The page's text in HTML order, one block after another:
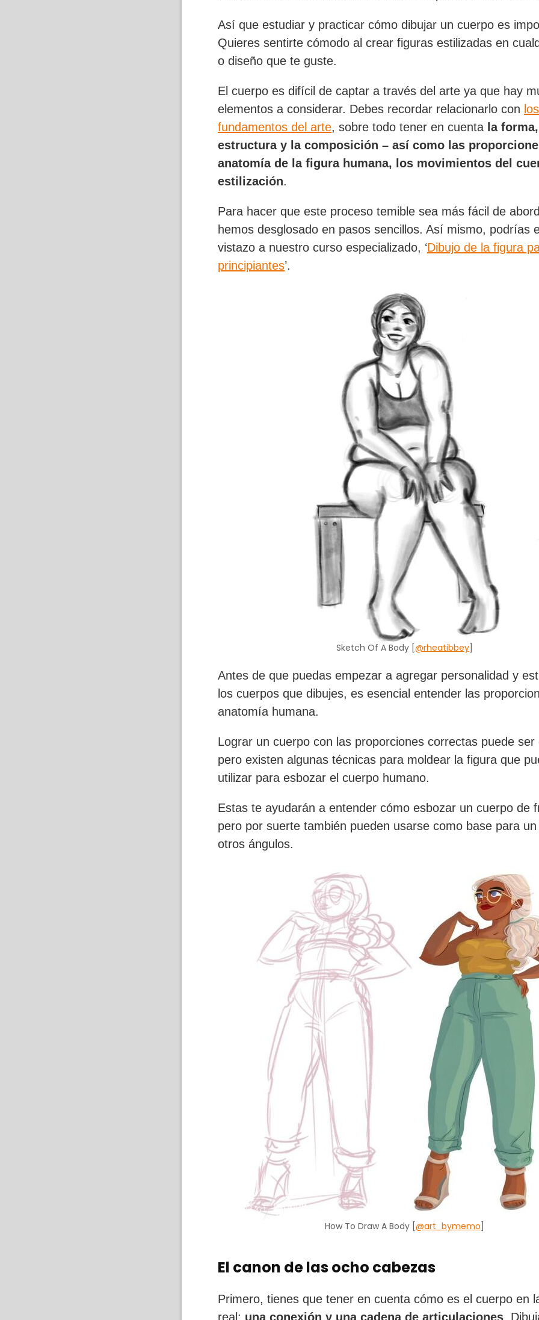
Así que estudiar y practicar cómo dibujar un cuerpo es
Quieres sentirte cómodo al crear figuras estilizadas en
o diseño que te guste.
El cuerpo es difícil de captar a través del arte ya que hay
elementos a considerar. Debes recordar relacionarlo con los
fundamentos del arte, sobre todo tener en cuenta la
estructura y la composición – así como las
anatomía de la figura humana, los movimientos del
estilización.
Para hacer que este proceso temible sea más fácil de
hemos desglosado en pasos sencillos. Así mismo, podrías
vistazo a nuestro curso especializado, ‘Dibujo de la figura
principiantes’.
Sketch Of A Body [@rheatibbey]
Antes de que puedas empezar a agregar personalidad y
los cuerpos que dibujes, es esencial entender las
anatomía humana.
Lograr un cuerpo con las proporciones correctas puede ser
pero existen algunas técnicas para moldear la figura que
utilizar para esbozar el cuerpo humano.
Estas te ayudarán a entender cómo esbozar un cuerpo de
pero por suerte también pueden usarse como base para
otros ángulos.
How To Draw A Body [@art_bymemo
El canon de las ocho cabezas
Primero, tienes que tener en cuenta cómo es el cuerpo en
real; una conexión y una cadena de articulaciones .